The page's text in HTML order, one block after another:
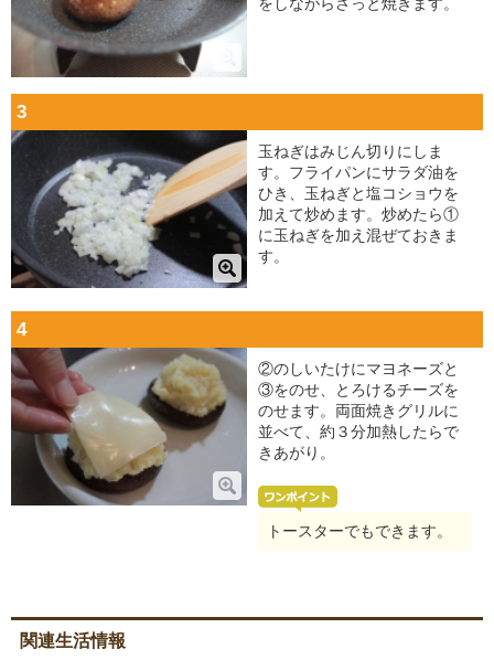
3
玉ねぎはみじん切りにしま
す。フライパンにサラダ油を
ひき、玉ねぎと塩コショウを
加えて炒めます。炒めたら①
に玉ねぎを加え混ぜておきま
す。
4
②のしいたけにマヨネーズと
③をのせ、とろけるチーズを
のせます。両面焼きグリルに
並べて、約３分加熱したらで
きあがり。
トースターでもできます。
関連生活情報